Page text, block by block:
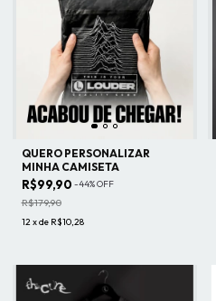
QUERO PERSONALIZAR
MINHA CAMISETA
R$99,90 -44%OFF
R$179,90
12xde R$10,28